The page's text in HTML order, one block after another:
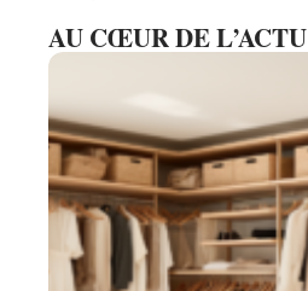
AU CŒUR DE L’ACTU